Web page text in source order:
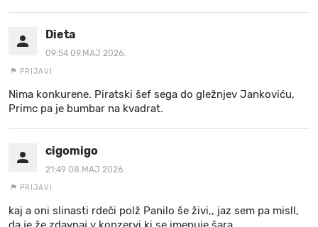
Dieta
09:54 09.MAJ 2026.
PRIJAVI
Nima konkurene. Piratski šef sega do gležnjev Jankoviću,
Primc pa je bumbar na kvadrat.
cigomigo
21:49 08.MAJ 2026.
PRIJAVI
kaj a oni slinasti rdeči polž Panilo še živi,, jaz sem pa misll,